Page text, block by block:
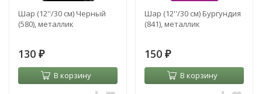
Шар (12''/30 см) Черный
(580), металлик
130 ₽
В корзину
Шар (12''/30 см) Бургундия
(841), металлик
150 ₽
В корзину